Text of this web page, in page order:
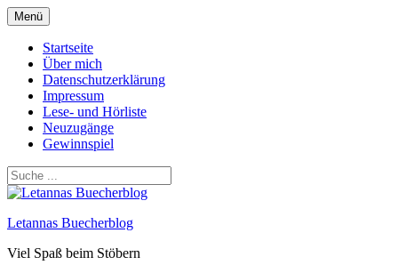
Zum
Inhalt
springen
Menü
Startseite
Über mich
Datenschutzerklärung
Impressum
Lese- und Hörliste
Neuzugänge
Gewinnspiel
Letannas Buecherblog
Viel Spaß beim Stöbern